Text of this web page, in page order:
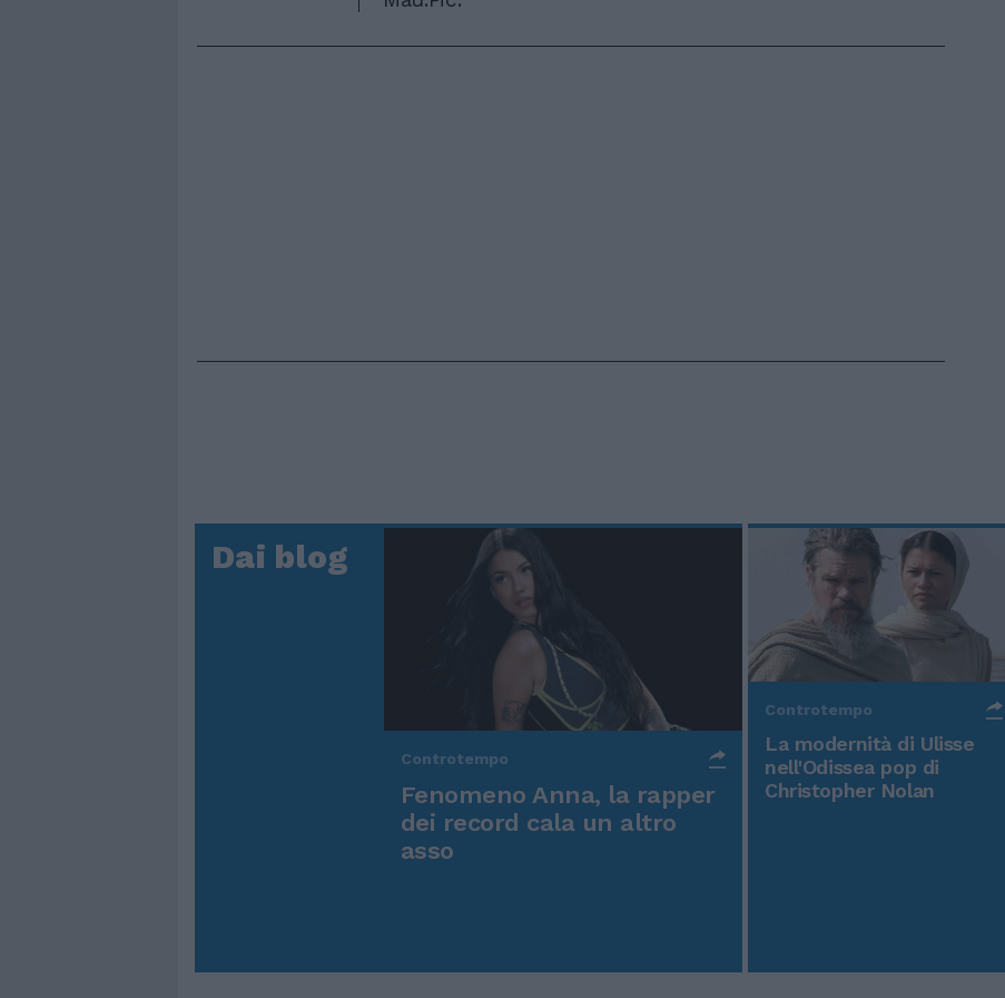
Dai blog
Controtempo
Fenomeno Anna, la rapper
dei record cala un altro
asso
Controtempo
La modernità di Ulisse
nell'Odissea pop di
Christopher Nolan